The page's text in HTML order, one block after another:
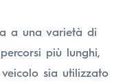
a una varietà di
più lunghi,
sia utilizzato